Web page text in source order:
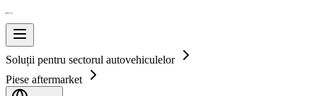
Soluții pentru sectorul autovehiculelor
Piese aftermarket